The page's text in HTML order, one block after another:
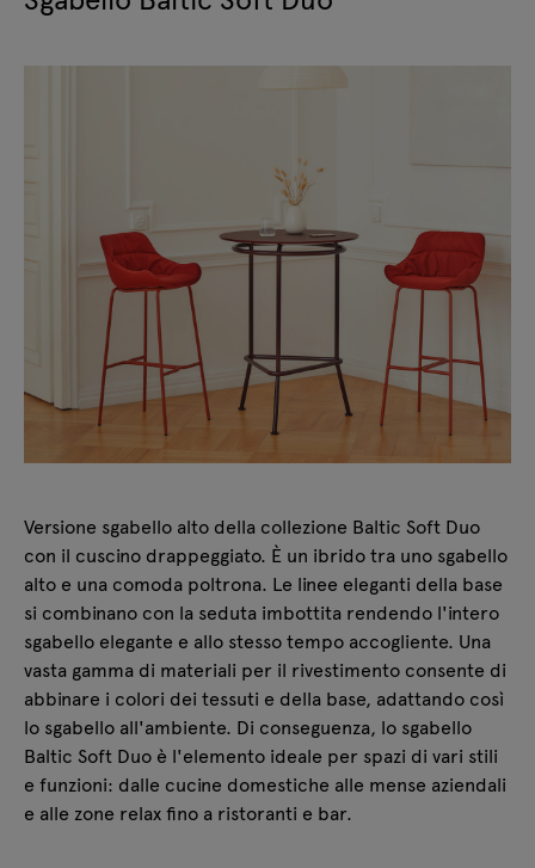
Versione sgabello alto della collezione Baltic Soft Duo
con il cuscino drappeggiato. È un ibrido tra uno sgabello
alto e una comoda poltrona. Le linee eleganti della base
si combinano con la seduta imbottita rendendo l'intero
sgabello elegante e allo stesso tempo accogliente. Una
vasta gamma di materiali per il rivestimento consente di
abbinare i colori dei tessuti e della base, adattando così
lo sgabello all'ambiente. Di conseguenza, lo sgabello
Baltic Soft Duo è l'elemento ideale per spazi di vari stili
e funzioni: dalle cucine domestiche alle mense aziendali
e alle zone relax fino a ristoranti e bar.